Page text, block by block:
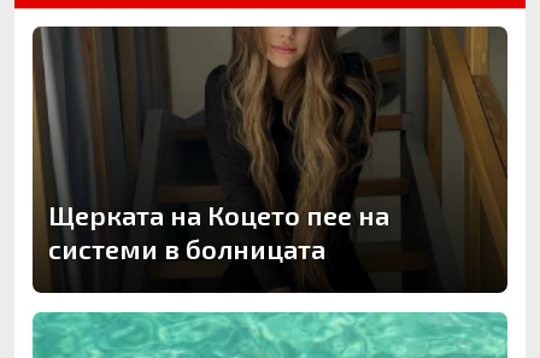
Щерката на Коцето пее на
системи в болницата